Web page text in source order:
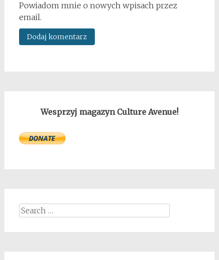
Powiadom mnie o nowych wpisach przez
email.
Wesprzyj magazyn Culture Avenue!
Search